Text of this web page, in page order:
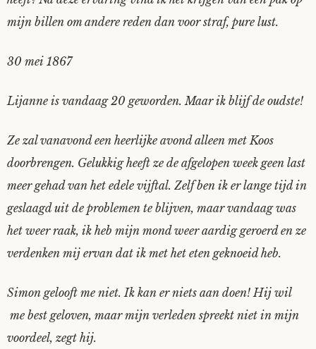
mijn billen om andere reden dan voor straf, pure lust.
30 mei 1867
Lijanne is vandaag 20 geworden. Maar ik blijf de oudste!
Ze zal vanavond een heerlijke avond alleen met Koos
doorbrengen. Gelukkig heeft ze de afgelopen week geen last
meer gehad van het edele vijftal. Zelf ben ik er lange tijd in
geslaagd uit de problemen te blijven, maar vandaag was
het weer raak, ik heb mijn mond weer aardig geroerd en ze
verdenken mij ervan dat ik met het eten geknoeid heb.
Simon gelooft me niet. Ik kan er niets aan doen! Hij wil
me best geloven, maar mijn verleden spreekt niet in mijn
voordeel, zegt hij.